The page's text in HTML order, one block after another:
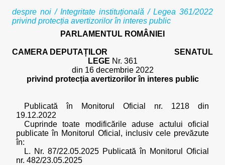
despre noi / Integritate instituțională / Legea 361/2022
privind protecția avertizorilor în interes public
PARLAMENTUL ROMÂNIEI
CAMERA DEPUTAȚILOR
SENATUL
LEGE Nr. 361
din 16 decembrie 2022
privind protecția avertizorilor în interes public
Publicată în Monitorul Oficial nr. 1218 din
19.12.2022
Cuprinde toate modificările aduse actului oficial
publicate în Monitorul Oficial, inclusiv cele prevăzute
în:
L. Nr. 87/22.05.2025 Publicată în Monitorul Oficial
nr. 482/23.05.2025